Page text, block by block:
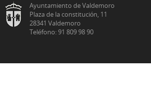
Ayuntamiento de Valdemoro
Plaza de la constitución, 11
28341 Valdemoro
Teléfono: 91 809 98 90